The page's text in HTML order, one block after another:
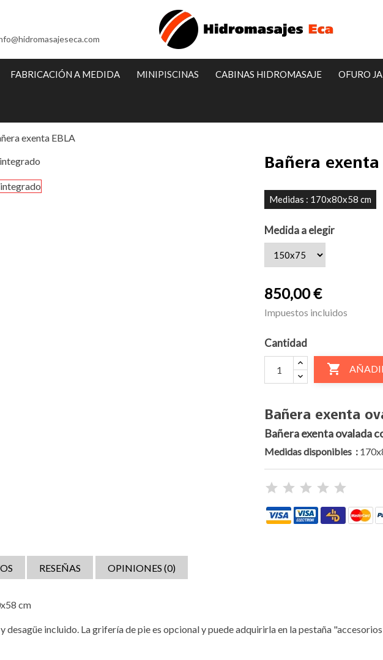
FABRICACIÓN A MEDIDA MINIPISCINAS CABINAS HIDROMASAJE OFURO
exenta EBLA
Bañera exenta
Medidas : 170x80x58 cm
Medida a elegir
850,00 €
Impuestos incluidos
Cantidad

Bañera exenta
Bañera exenta ovalada
Medidas disponibles :
RESEÑAS OPINIONES (0)
cm
desagüe incluido. La grifería de pie es opcional y puede adquirirla en la pestaña